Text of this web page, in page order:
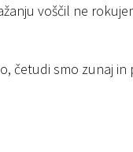
voščil ne
četudi smo zunaj